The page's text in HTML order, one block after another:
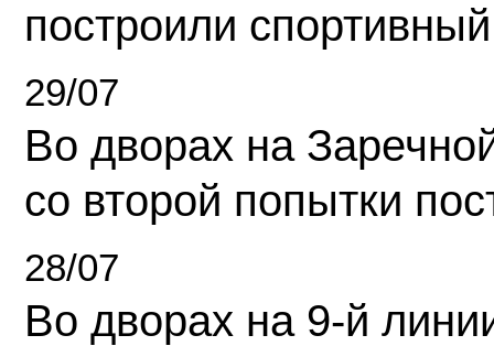
построили
29/07
Во дворах на
со второй попытки
28/07
Во дворах на 9-й